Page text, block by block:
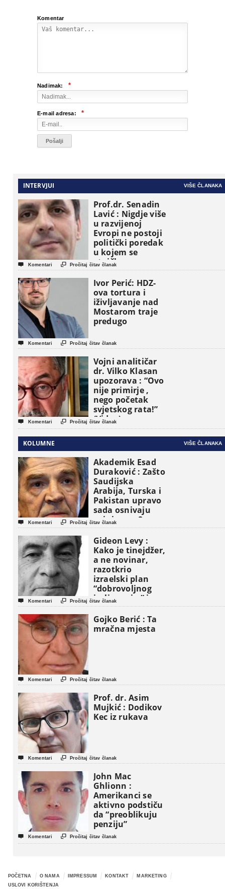
Komentar
Nadimak: *
E-mail adresa: *
INTERVJUI VIŠE ČLANAKA
Prof.dr. Senadin
Lavić : Nigdje više
u razvijenoj
Evropi ne postoji
politički poredak
u kojem se
etničke grupe
pojavljuju kao
osnovne
političke jedinice
 Komentari  Pročitaj čitav članak
Ivor Perić: HDZ-
ova tortura i
iživljavanje nad
Mostarom traje
predugo
 Komentari  Pročitaj čitav članak
Vojni analitičar
dr. Vilko Klasan
upozorava : “Ovo
nije primirje ,
nego početak
svjetskog rata!”
(Video)
 Komentari  Pročitaj čitav članak
KOLUMNE VIŠE ČLANAKA
Akademik Esad
Duraković : Zašto
Saudijska
Arabija, Turska i
Pakistan upravo
sada osnivaju
vojni savez?
 Komentari  Pročitaj čitav članak
Gideon Levy :
Kako je tinejdžer,
a ne novinar,
razotkrio
izraelski plan
“dobrovoljnog
iseljavanja ” iz
Gaze
 Komentari  Pročitaj čitav članak
Gojko Berić : Ta
mračna mjesta
 Komentari  Pročitaj čitav članak
Prof. dr. Asim
Mujkić : Dodikov
Kec iz rukava
 Komentari  Pročitaj čitav članak
John Mac
Ghlionn :
Amerikanci se
aktivno podstiču
da “preoblikuju
penziju”
 Komentari  Pročitaj čitav članak
POČETNA O NAMA IMPRESSUM KONTAKT
MARKETING
USLOVI KORIŠTENJA